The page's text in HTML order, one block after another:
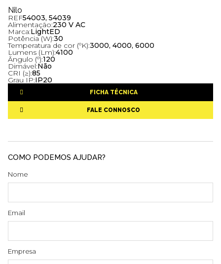
Nilo
REF54003, 54039
Alimentação:230 V AC
Marca:LightED
Potência (W):30
Temperatura de cor (ºK):3000, 4000, 6000
Lumens (Lm):4100
Ângulo (º):120
Dimável:Não
CRI (≥):85
Grau IP:IP20
FICHA TÉCNICA
FALE CONNOSCO
COMO PODEMOS AJUDAR?
Nome
Email
Empresa